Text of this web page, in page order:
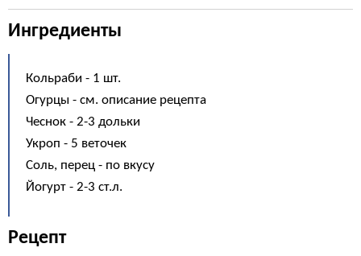
Ингредиенты
Кольраби - 1 шт.
Огурцы - см. описание рецепта
Чеснок - 2-3 дольки
Укроп - 5 веточек
Соль, перец - по вкусу
Йогурт - 2-3 ст.л.
Рецепт